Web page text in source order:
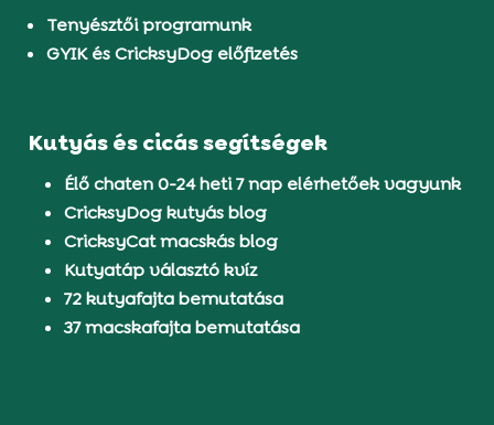
Tenyésztői programunk
GYIK és CricksyDog előfizetés
Kutyás és cicás segítségek
Élő chaten 0-24 heti 7 nap elérhetőek vagyunk
CricksyDog kutyás blog
CricksyCat macskás blog
Kutyatáp választó kvíz
72 kutyafajta bemutatása
37 macskafajta bemutatása